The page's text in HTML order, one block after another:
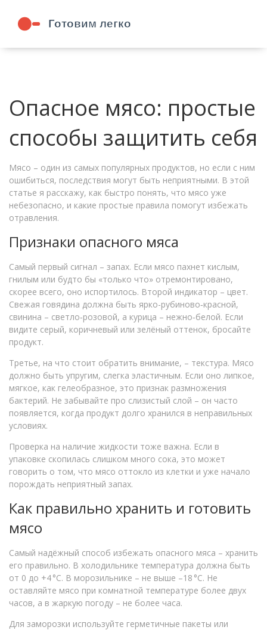
Опасное мясо: простые
способы защитить себя
Мясо – один из самых популярных продуктов, но если с ним
ошибиться, последствия могут быть неприятными. В этой
статье я расскажу, как быстро понять, что мясо уже
небезопасно, и какие простые правила помогут избежать
отравления.
Признаки опасного мяса
Самый первый сигнал – запах. Если мясо пахнет кислым,
гнилым или будто бы «только что» отремонтировано,
скорее всего, оно испортилось. Второй индикатор – цвет.
Свежая говядина должна быть ярко-рубиново‑красной,
свинина – светло‑розовой, а курица – нежно‑белой. Если
видите серый, коричневый или зелёный оттенок, бросайте
продукт.
Третье, на что стоит обратить внимание, – текстура. Мясо
должно быть упругим, слегка эластичным. Если оно липкое,
мягкое, как гелеобразное, это признак размножения
бактерий. Не забывайте про слизистый слой – он часто
появляется, когда продукт долго хранился в неправильных
условиях.
Проверка на наличие жидкости тоже важна. Если в
упаковке скопилась слишком много сока, это может
говорить о том, что мясо оттокло из клетки и уже начало
порождать неприятный запах.
Как правильно хранить и готовить
мясо
Самый надёжный способ избежать опасного мяса – хранить
его правильно. В холодильнике температура должна быть
от 0 до +4 °C. В морозильнике – не выше –18 °C. Не
оставляйте мясо при комнатной температуре более двух
часов, а в жаркую погоду – не более часа.
Для заморозки используйте герметичные пакеты или